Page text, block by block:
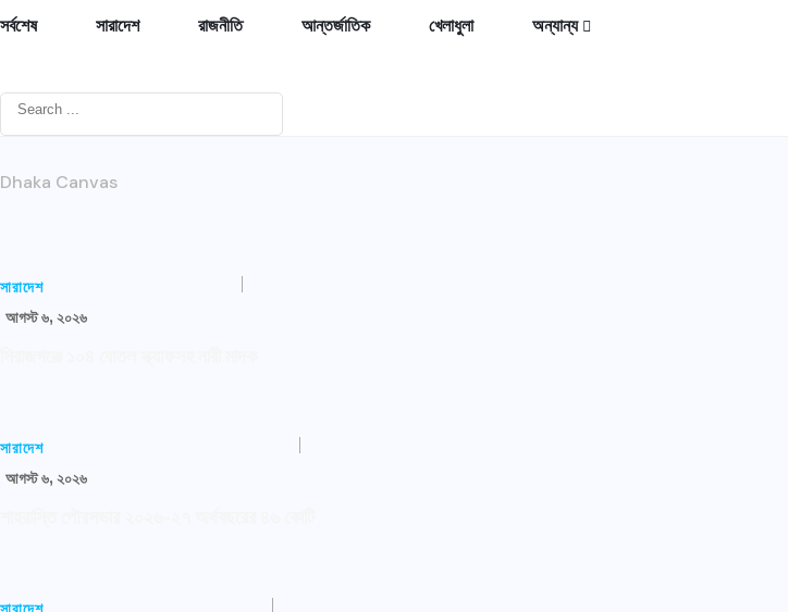
সর্বশেষ সারাদেশ রাজনীতি আন্তর্জাতিক খেলাধুলা অন্যান্য
Dhaka Canvas
সারাদেশ
আগস্ট ৬, ২০২৬
সারাদেশ
আগস্ট ৬, ২০২৬